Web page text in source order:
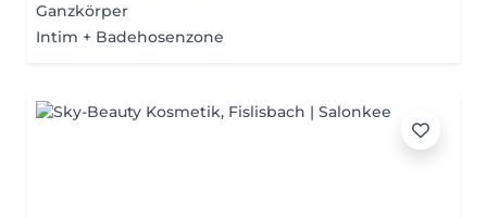
Ganzkörper
Intim + Badehosenzone